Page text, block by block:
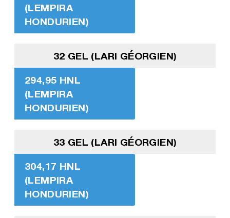
(LEMPIRA
HONDURIEN)
32 GEL (LARI GÉORGIEN)
294,95 HNL
(LEMPIRA
HONDURIEN)
33 GEL (LARI GÉORGIEN)
304,17 HNL
(LEMPIRA
HONDURIEN)